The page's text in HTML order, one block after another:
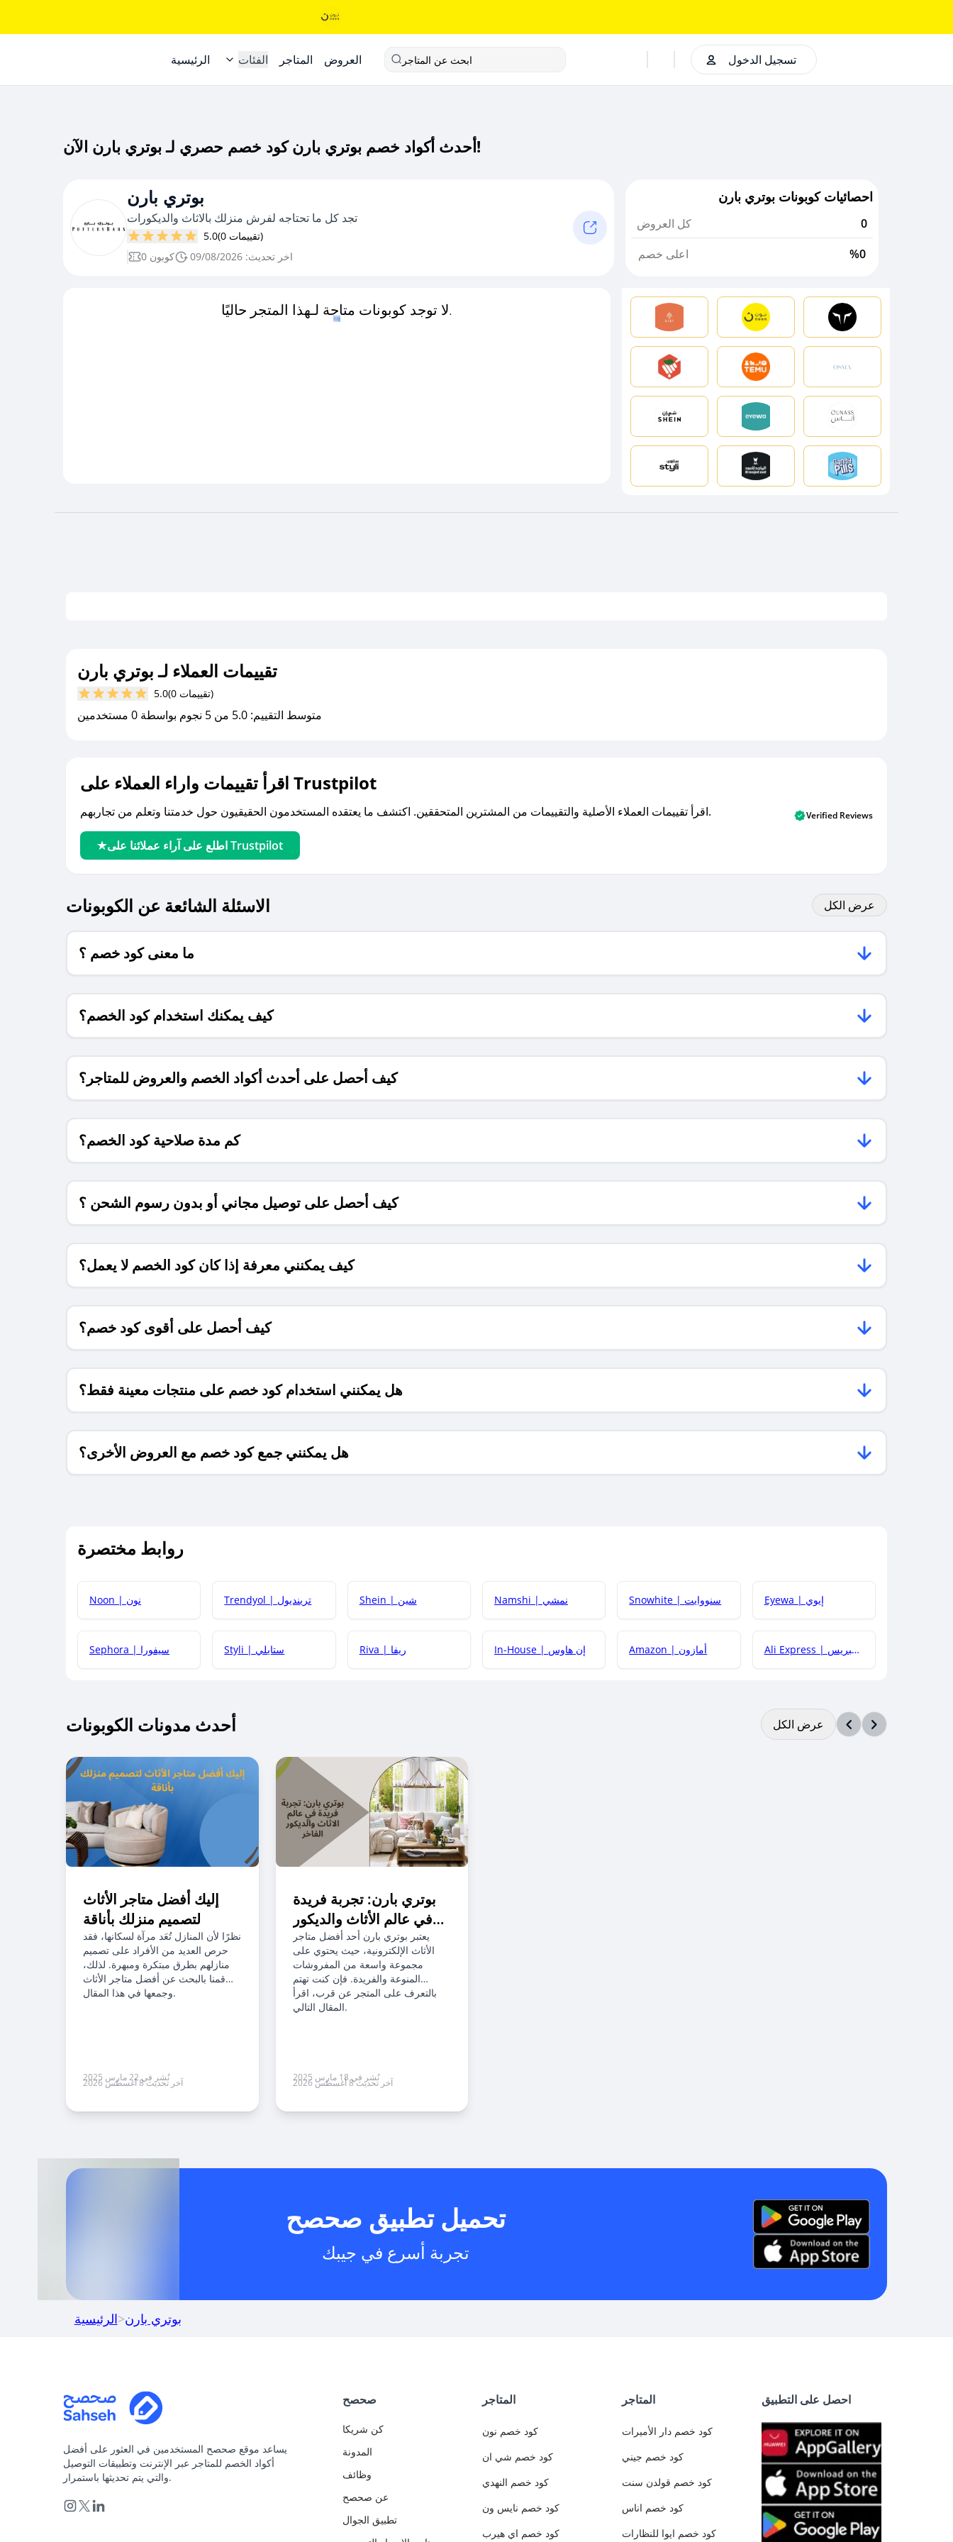
الرئيسية الفئات المتاجر العروض ابحث عن المتاجر تسجيل الدخول
أحدث أكواد خصم بوتري بارن كود خصم حصري لـ بوتري بارن الآن!
بوتري بارن
تجد كل ما تحتاجه لفرش منزلك بالاثاث والديكورات
5.0
(0 تقييمات)
0 كوبون
اخر تحديث: 09/08/2026
احصائيات كوبونات بوتري بارن
كل العروض
0
اعلى خصم
%0
لا توجد كوبونات متاحة لـهذا المتجر حاليًا.
تقييمات العملاء لـ بوتري بارن
5.0 (0 تقييمات)
متوسط التقييم: 5.0 من 5 نجوم بواسطة 0 مستخدمين
اقرأ تقييمات واراء العملاء على Trustpilot
اقرأ تقييمات العملاء الأصلية والتقييمات من المشترين المتحققين. اكتشف ما يعتقده المستخدمون الحقيقيون حول خدمتنا وتعلم من تجاربهم.
اطلع على آراء عملائنا على Trustpilot
Verified Reviews
الاسئلة الشائعة عن الكوبونات عرض الكل
ما معنى كود خصم ؟
كيف يمكنك استخدام كود الخصم؟
كيف أحصل على أحدث أكواد الخصم والعروض للمتاجر؟
كم مدة صلاحية كود الخصم؟
كيف أحصل على توصيل مجاني أو بدون رسوم الشحن ؟
كيف يمكنني معرفة إذا كان كود الخصم لا يعمل؟
كيف أحصل على أقوى كود خصم؟
هل يمكنني استخدام كود خصم على منتجات معينة فقط؟
هل يمكنني جمع كود خصم مع العروض الأخرى؟
كيف أحصل على توصيل مجاني أو بدون رسوم الشحن ؟
كيف يمكنني معرفة إذا كان كود الخصم لا يعمل؟
كيف أحصل على أقوى كود خصم؟
هل يمكنني استخدام كود خصم على منتجات معينة فقط؟
هل يمكنني جمع كود خصم مع العروض الأخرى؟
روابط مختصرة
Noon | نون Trendyol | ترينديول Shein | شين Namshi | نمشي Snowhite | سنووايت Eyewa | إيوي
Sephora | سيفورا Styli | ستايلي Riva | ريفا In-House | إن هاوس Amazon | أمازون Ali Express | علي إكسبريس
أحدث مدونات الكوبونات عرض الكل
إليك أفضل متاجر الأثاث
لتصميم منزلك بأناقة
نظرًا لأن المنازل تُعَد مرآة لسكانها، فقد
حرص العديد من الأفراد على تصميم
منازلهم بطرق مبتكرة ومبهرة. لذلك،
قمنا بالبحث عن أفضل متاجر الأثاث
وجمعها في هذا المقال.
نُشر في 22 مارس 2025
آخر تحديث 8 أغسطس 2026
بوتري بارن: تجربة فريدة
في عالم الأثاث والديكور
الفاخر
يعتبر بوتري بارن أحد أفضل متاجر
الأثاث الإلكترونية، حيث يحتوي على
مجموعة واسعة من المفروشات
المنوعة والفريدة. فإن كنت تهتم
بالتعرف على المتجر عن قرب، اقرأ
المقال التالي.
نُشر في 18 مارس 2025
آخر تحديث 8 أغسطس 2026
تحميل تطبيق صحصح
تجربة أسرع في جيبك
الرئيسية>بوتري بارن
يساعد موقع صحصح المستخدمين في العثور على أفضل
أكواد الخصم للمتاجر عبر الإنترنت وتطبيقات التوصيل
والتي يتم تحديثها باستمرار.
صحصح
كن شريكا
المدونة
وظائف
عن صحصح
تطبيق الجوال
المتاجر
كود خصم نون
كود خصم شي ان
كود خصم النهدي
كود خصم نايس ون
كود خصم اي هيرب
المتاجر
كود خصم دار الأميرات
كود خصم جيني
كود خصم قولدن سنت
كود خصم اناس
كود خصم ايوا للنظارات
احصل على التطبيق